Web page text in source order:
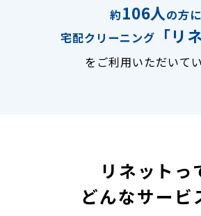
約106人の方に
宅配クリーニング
「リ
をご利用いただいて
リネットっ
どんなサービ